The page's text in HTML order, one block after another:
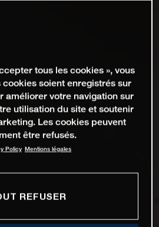
tous les cookies », vous
soient enregistrés sur
améliorer votre navigation sur
utilisation du site et soutenir
Les cookies peuvent
être refusés.
Policy Mentions légales
REFUSER